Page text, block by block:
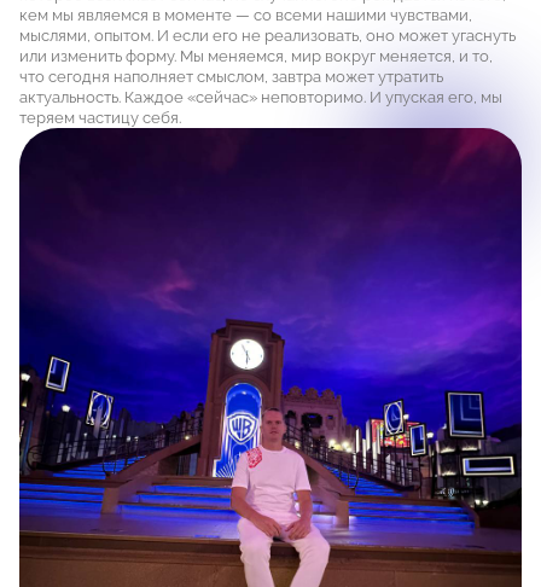
кем мы являемся в моменте — со всеми нашими чувствами,
мыслями, опытом. И если его не реализовать, оно может угаснуть
или изменить форму. Мы меняемся, мир вокруг меняется, и то,
что сегодня наполняет смыслом, завтра может утратить
актуальность. Каждое «сейчас» неповторимо. И упуская его, мы
теряем частицу себя.